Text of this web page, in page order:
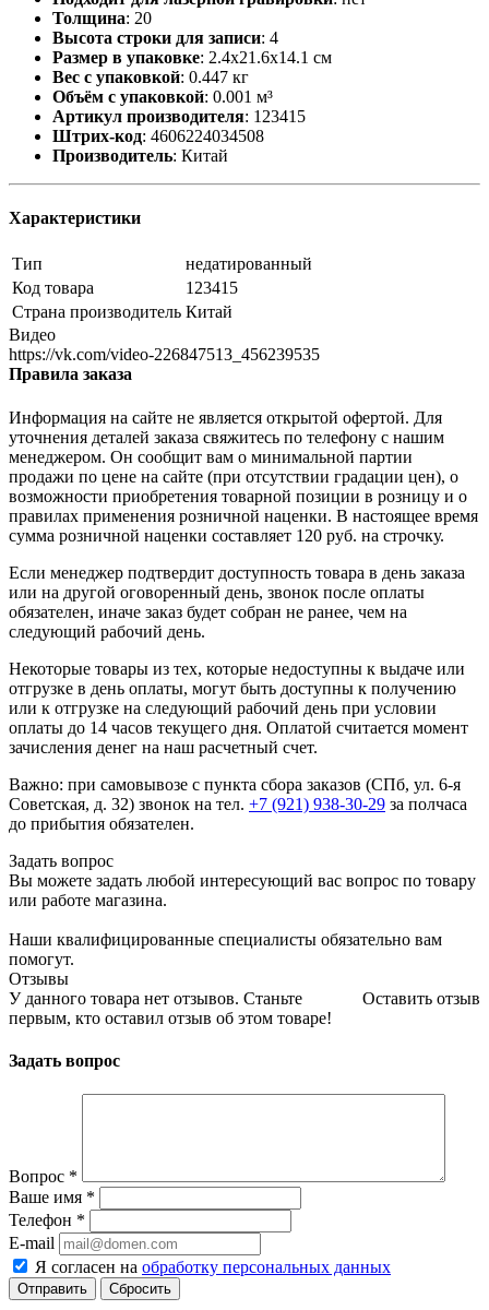
Толщина: 20
Высота строки для записи: 4
Размер в упаковке: 2.4x21.6x14.1 см
Вес с упаковкой: 0.447 кг
Объём с упаковкой: 0.001 м³
Артикул производителя: 123415
Штрих-код: 4606224034508
Производитель: Китай
Характеристики
Тип
недатированный
Код товара
123415
Страна производитель Китай
Видео
https://vk.com/video-226847513_456239535
Правила заказа
Информация на сайте не является открытой офертой. Для
уточнения деталей заказа свяжитесь по телефону с нашим
менеджером. Он сообщит вам о минимальной партии
продажи по цене на сайте (при отсутствии градации цен), о
возможности приобретения товарной позиции в розницу и о
правилах применения розничной наценки. В настоящее время
сумма розничной наценки составляет 120 руб. на строчку.
Если менеджер подтвердит доступность товара в день заказа
или на другой оговоренный день, звонок после оплаты
обязателен, иначе заказ будет собран не ранее, чем на
следующий рабочий день.
Некоторые товары из тех, которые недоступны к выдаче или
отгрузке в день оплаты, могут быть доступны к получению
или к отгрузке на следующий рабочий день при условии
оплаты до 14 часов текущего дня. Оплатой считается момент
зачисления денег на наш расчетный счет.
Важно: при самовывозе с пункта сборa заказов (СПб, ул. 6-я
Советская, д. 32) звонок на тел. +7 (921) 938-30-29 за полчаса
до прибытия обязателен.
Задать вопрос
Вы можете задать любой интересующий вас вопрос по товару
или работе магазина.
Наши квалифицированные специалисты обязательно вам
помогут.
Отзывы
Оставить отзыв
У данного товара нет отзывов. Станьте
первым, кто оставил отзыв об этом товаре!
Задать вопрос
Вопрос *
Ваше имя *
Телефон *
E-mail
Я согласен на обработку персональных данных
Сбросить